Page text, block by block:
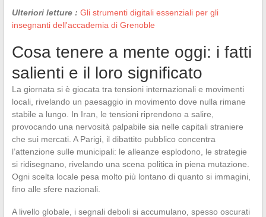
Ulteriori letture : Gli strumenti digitali essenziali per gli
insegnanti dell'accademia di Grenoble
Cosa tenere a mente oggi: i fatti
salienti e il loro significato
La giornata si è giocata tra tensioni internazionali e movimenti
locali, rivelando un paesaggio in movimento dove nulla rimane
stabile a lungo. In Iran, le tensioni riprendono a salire,
provocando una nervosità palpabile sia nelle capitali straniere
che sui mercati. A Parigi, il dibattito pubblico concentra
l’attenzione sulle municipali: le alleanze esplodono, le strategie
si ridisegnano, rivelando una scena politica in piena mutazione.
Ogni scelta locale pesa molto più lontano di quanto si immagini,
fino alle sfere nazionali.
A livello globale, i segnali deboli si accumulano, spesso oscurati